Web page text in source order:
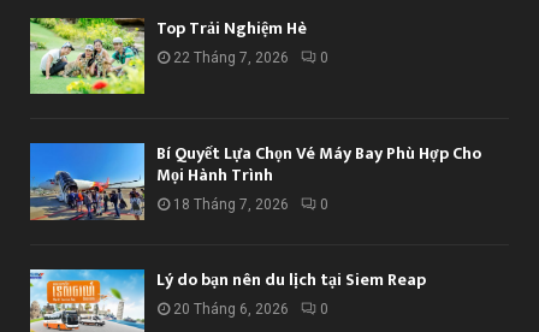
Top Trải Nghiệm Hè
22 Tháng 7, 2026 0
Bí Quyết Lựa Chọn Vé Máy Bay Phù Hợp Cho
Mọi Hành Trình
18 Tháng 7, 2026 0
Lý do bạn nên du lịch tại Siem Reap
20 Tháng 6, 2026 0